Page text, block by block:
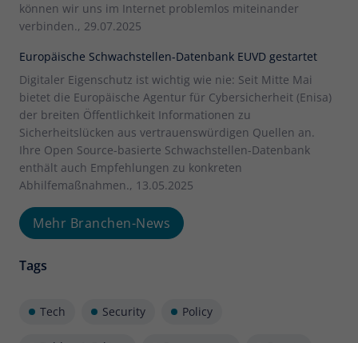
können wir uns im Internet problemlos miteinander
verbinden., 29.07.2025
Europäische Schwachstellen-Datenbank EUVD gestartet
Digitaler Eigenschutz ist wichtig wie nie: Seit Mitte Mai
bietet die Europäische Agentur für Cybersicherheit (Enisa)
der breiten Öffentlichkeit Informationen zu
Sicherheitslücken aus vertrauenswürdigen Quellen an.
Ihre Open Source-basierte Schwachstellen-Datenbank
enthält auch Empfehlungen zu konkreten
Abhilfemaßnahmen., 13.05.2025
Mehr Branchen-News
Tags
Tech Security Policy